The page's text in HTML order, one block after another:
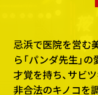
忌浜で医院を営む
ら「パンダ先生」
才覚を持ち、サビ
非合法のキノコを